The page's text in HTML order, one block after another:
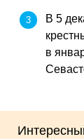
В 5
в